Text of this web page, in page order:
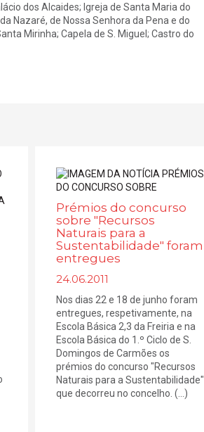
dos Alcaides; Igreja de Santa Maria do
Nazaré, de Nossa Senhora da Pena e do
Mirinha; Capela de S. Miguel; Castro do
Prémios do concurso
sobre "Recursos
Naturais para a
Sustentabilidade" foram
entregues
24.06.2011
Nos dias 22 e 18 de junho foram
entregues, respetivamente, na
Escola Básica 2,3 da Freiria e na
Escola Básica do 1.º Ciclo de S.
Domingos de Carmões os
prémios do concurso "Recursos
Naturais para a Sustentabilidade"
que decorreu no concelho. (...)